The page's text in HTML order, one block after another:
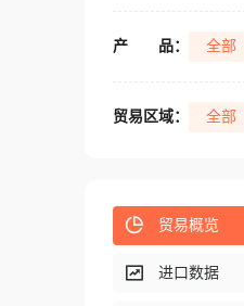
产 品： 全部
贸易区域： 全部
贸易概览
进口数据